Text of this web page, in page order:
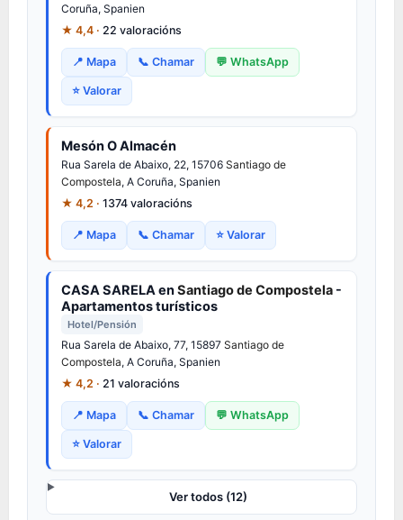
Coruña, Spanien
★ 4,4 · 22 valoracións
📍 Mapa 📞 Chamar 💬 WhatsApp
⭐ Valorar
Mesón O Almacén
Rua Sarela de Abaixo, 22, 15706 Santiago de
Compostela, A Coruña, Spanien
★ 4,2 · 1374 valoracións
📍 Mapa 📞 Chamar ⭐ Valorar
CASA SARELA enSantiago de Compostela -
Apartamentos turísticos
Hotel/Pensión
Rua Sarela de Abaixo, 77, 15897 Santiago de
Compostela, A Coruña, Spanien
★ 4,2 · 21 valoracións
📍 Mapa 📞 Chamar 💬 WhatsApp
⭐ Valorar
Ver todos (12)